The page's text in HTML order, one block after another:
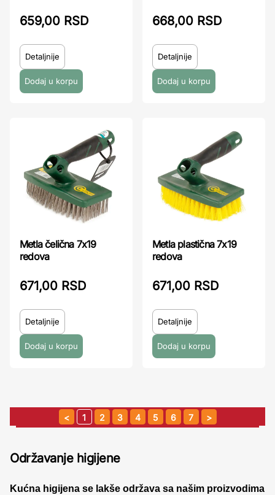
659,00 RSD
Detaljnije
668,00 RSD
Detaljnije
Metla čelična 7x19
redova
671,00 RSD
Detaljnije
Metla plastična 7x19
redova
671,00 RSD
Detaljnije
1 2 3 4 5 6 7
Održavanje higijene
Kućna higijena se lakše održava sa našim proizvodima